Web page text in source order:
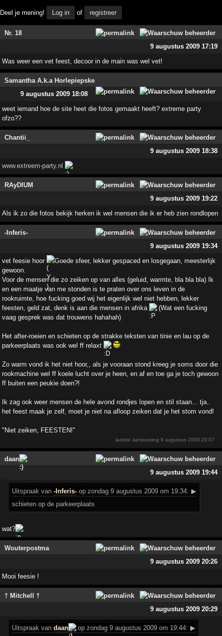
Deel je mening! Log in of registreer
Nr. 18
9 augustus 2009 17:19
Was weer een vet feest, decoor in de main was wel vet!
Samantha A.k.a Horlepiepske
9 augustus 2009 18:08
weet iemand hoe de site heet die fotos gemaakt heeft? extreme party
ofzo??
Chantii_
9 augustus 2009 18:38
www.extreem-party.nl
RAyDIUM
9 augustus 2009 19:22
Als ik zo die fotos bekijk herken ik wel mensen die ik er heb zien rondlopen
-Inferis-
9 augustus 2009 19:34
vet feesie hoor
Goede sfeer, lekker gespaced en losgegaan, meesterlijk
gewoon.
Voor de mensen die zo zeiken op van alles (geluid, warmte, bla bla bla) Ik
en een maatje van me stonden is te praten over ons leven in de
rookruimte, hoe fucking goed wij het eigenlijk wel niet hebben, lekker
feesten, geld zat, denk is aan die mensen in afrika
(Wat een fucking
vaag gesprek was dat trouwens hahahah)
Het after-roeien en schieten op de strakke teksten van tinie en lau op de
parkeerplaats was ook wel ff relaxt
Zo warm vond ik het niet hoor,, als je vooraan stond kreeg je soms door die
rookmachine wel ff koele lucht over je heen, en af en toe ga je toch gewoon
ff buiten een peukie doen?!
Ik zag ook weer mensen de hele avond rondjes lopen en stil staan... tja..
het feest maak je zelf, moet je niet na afloop zeiken dat je het stom vond!
"Niet zeiken, FEESTEN!"
laatste aanpassing9 augustus 2009 20:07
daan
9 augustus 2009 19:44
Uitspraak van-Inferis- op zondag 9 augustus 2009 om 19:34: ▶
schieten op de parkeerplaats
wat?
Wouterpostma
9 augustus 2009 20:26
Mooi feesie !
† Mitchell †
9 augustus 2009 20:29
Uitspraak vandaan op zondag 9 augustus 2009 om 19:44: ▶